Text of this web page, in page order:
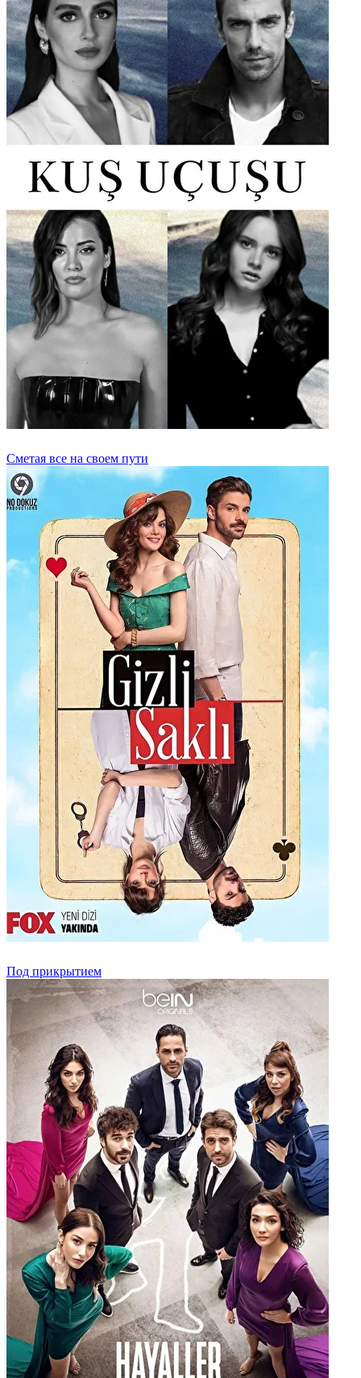
Сметая все на своем пути
Под прикрытием